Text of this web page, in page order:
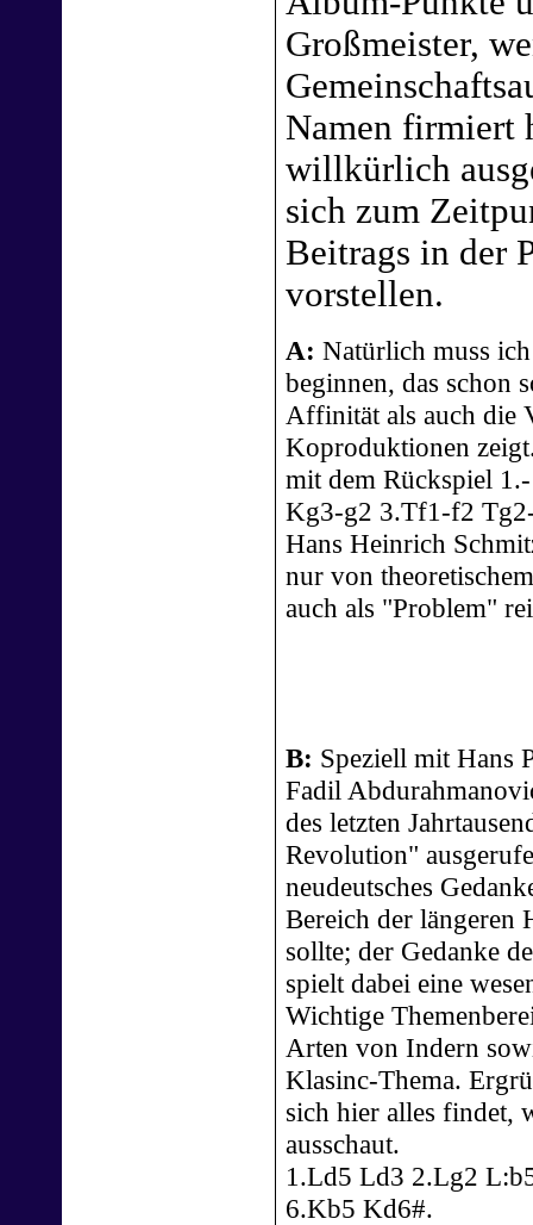
Großmeister,
Namen firmiert
willkürlich
sich zum
Beitrags in der
vorstellen.
A: Natürlich muss
beginnen, das schon
Affinität als auch die
Koproduktionen
mit dem Rückspiel
Kg3-g2 3.Tf1-f2
Hans Heinrich
nur von
auch als "Problem"
B: Speziell mit Hans
Fadil
des letzten
Revolution"
neudeutsches
Bereich der längeren
sollte; der Gedanke
spielt dabei eine
Wichtige
Arten von Indern
Klasinc-Thema.
sich hier alles findet,
ausschaut.
1.Ld5 Ld3 2.Lg2
6.Kb5 Kd6#.